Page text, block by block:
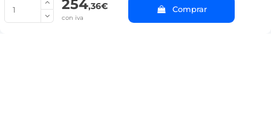
254,36€
con iva
Comprar
Condiciones generales de compra |